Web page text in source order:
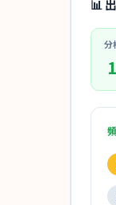
📊
分